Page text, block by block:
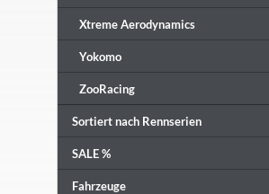
Xtreme Aerodynamics
Yokomo
ZooRacing
Sortiert nach Rennserien
SALE %
Fahrzeuge